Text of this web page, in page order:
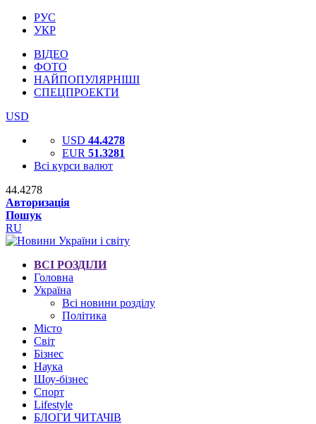
РУС
УКР
ВІДЕО
ФОТО
НАЙПОПУЛЯРНІШІ
СПЕЦПРОЕКТИ
USD
USD 44.4278
EUR 51.3281
Всі курси валют
44.4278
Авторизація
Пошук
RU
ВСІ РОЗДІЛИ
Головна
Україна
Всі новини розділу
Політика
Місто
Світ
Бізнес
Наука
Шоу-бізнес
Спорт
Lifestyle
БЛОГИ ЧИТАЧІВ